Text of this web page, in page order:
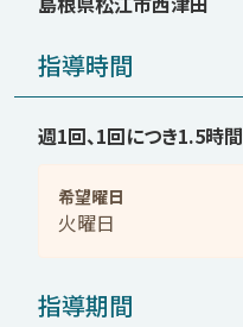
指導時間
週1回、1回につき1.5時間
希望曜日
火曜日
指導期間